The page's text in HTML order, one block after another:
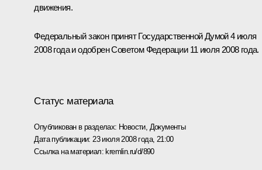
движения.
Федеральный закон принят Государственной Думой 4 июля
2008 года и одобрен Советом Федерации 11 июля 2008 года.
Статус материала
Опубликован в разделах: Новости, Документы
Дата публикации: 23 июля 2008 года, 21:00
Ссылка на материал:kremlin.ru/d/890